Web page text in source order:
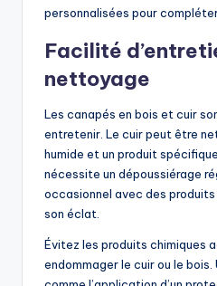
personnalisées pour
Facilité
nettoyage
Les canapés en bois et cuir
entretenir. Le cuir peut être
humide et un produit
nécessite un dépoussiérage
occasionnel avec des
son éclat.
Évitez les produits chimiques
endommager le cuir ou le